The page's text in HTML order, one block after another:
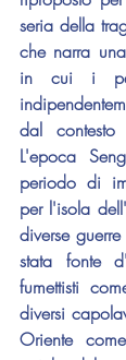
seria della
che narra
in cui i
dal
L'epoca
periodo di
per l'isola dell'
diverse
stata fonte
fumettisti
diversi
Oriente